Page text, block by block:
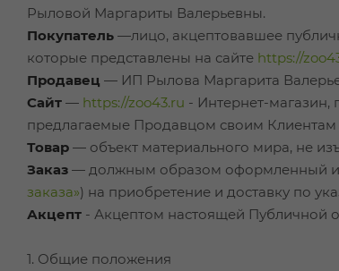
Рыловой Маргариты Валерьевны.
Покупатель —лицо, акцептовавшее
которые представлены на сайте https://
Продавец — ИП Рылова Маргарита
Сайт — https://zoo43.ru - Интернет-
предлагаемые Продавцом своим Клиентам
Товар — объект материального мира, не
Заказ — должным образом оформленный и
заказа») на приобретение и доставку по
Акцепт - Акцептом настоящей Публичной
1. Общие положения